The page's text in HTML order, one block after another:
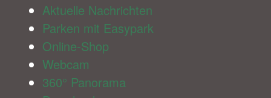
Aktuelle Nachrichten
Parken mit Easypark
Online-Shop
Webcam
360° Panorama